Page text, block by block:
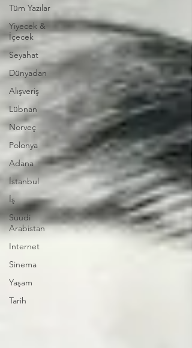
Tüm Yazılar
Yiyecek &
İçecek
Seyahat
Dünyadan
Alışveriş
Lübnan
Norveç
Polonya
Adana
İstanbul
İş
Suudi
Arabistan
Internet
Sinema
Yaşam
Tarih